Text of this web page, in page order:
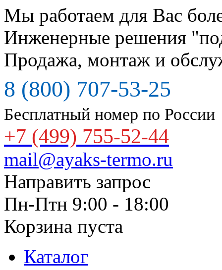
Мы работаем для Вас
Инженерные решения
Продажа, монтаж и
8 (800) 707-53-25
Бесплатный номер по России
+7 (499) 755-52-44
mail@ayaks-termo.ru
Направить запрос
Пн-Птн 9:00 - 18:00
Корзина пуста
Каталог